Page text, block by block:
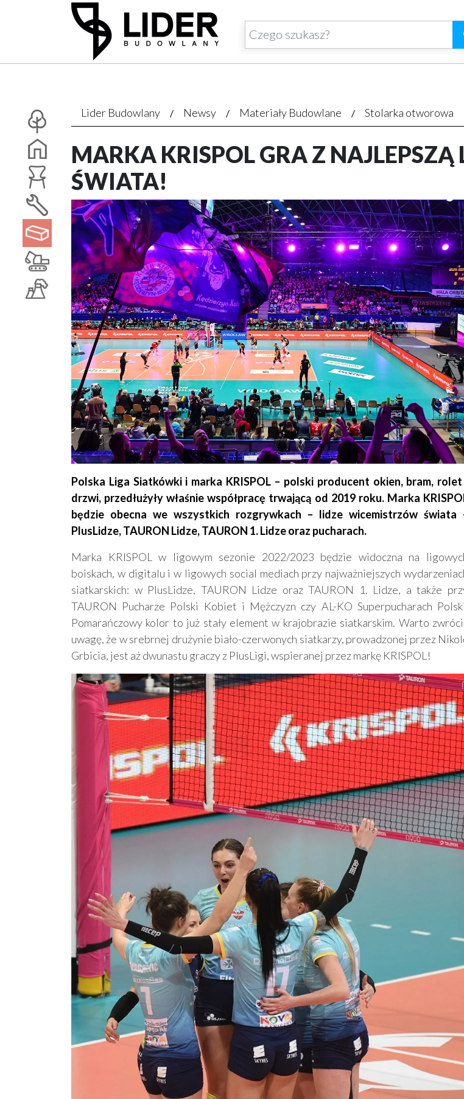
Lider Budowlany Newsy Materiały Budowlane Stolarka otworowa
MARKA KRISPOL GRA Z
ŚWIATA!
Polska Liga Siatkówki i marka KRISPOL – polski producent okien, bram,
drzwi, przedłużyły właśnie współpracę trwającą od 2019 roku. Marka
będzie obecna we wszystkich rozgrywkach – lidze wicemistrzów świata
PlusLidze, TAURON Lidze, TAURON 1. Lidze oraz pucharach.
Marka KRISPOL w ligowym sezonie 2022/2023 będzie widoczna na
boiskach, w digitalu i w ligowych social mediach przy najważniejszych
siatkarskich: w PlusLidze, TAURON Lidze oraz TAURON 1. Lidze, a także
TAURON Pucharze Polski Kobiet i Mężczyzn czy AL-KO Superpucharach
Pomarańczowy kolor to już stały element w krajobrazie siatkarskim. Warto
uwagę, że w srebrnej drużynie biało-czerwonych siatkarzy, prowadzonej przez
Grbicia, jest aż dwunastu graczy z PlusLigi, wspieranej przez markę KRISPOL!